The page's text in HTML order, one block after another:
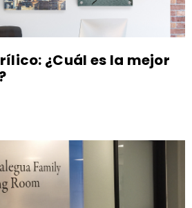
¿Cuál es la mejor